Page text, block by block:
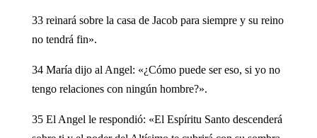
33 reinará sobre la casa de Jacob para siempre y su reino
no tendrá fin».
34 María dijo al Angel: «¿Cómo puede ser eso, si yo no
tengo relaciones con ningún hombre?».
35 El Angel le respondió: «El Espíritu Santo descenderá